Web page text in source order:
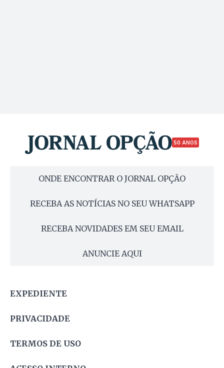
50 ANOS
ONDE ENCONTRAR O JORNAL OPÇÃO
RECEBA AS NOTÍCIAS NO SEU WHATSAPP
RECEBA NOVIDADES EM SEU EMAIL
ANUNCIE AQUI
EXPEDIENTE
PRIVACIDADE
TERMOS DE USO